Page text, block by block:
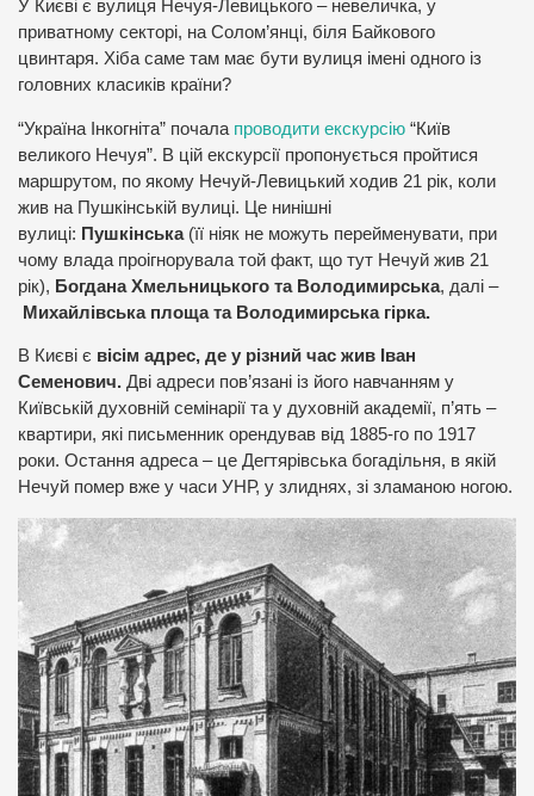
У Києві є вулиця Нечуя-Левицького – невеличка, у
приватному секторі, на Солом’янці, біля Байкового
цвинтаря. Хіба саме там має бути вулиця імені одного із
головних класиків країни?
“Україна Інкогніта” почала проводити екскурсію “Київ
великого Нечуя”. В цій екскурсії пропонується пройтися
маршрутом, по якому Нечуй-Левицький ходив 21 рік, коли
жив на Пушкінській вулиці. Це нинішні
вулиці: Пушкінська(її ніяк не можуть перейменувати, при
чому влада проігнорувала той факт, що тут Нечуй жив 21
рік), Богдана Хмельницького та Володимирська, далі –
Михайлівська площа та Володимирська гірка.
В Києві є вісім адрес, де у різний час жив Іван
Семенович. Дві адреси пов’язані із його навчанням у
Київській духовній семінарії та у духовній академії, п’ять –
квартири, які письменник орендував від 1885-го по 1917
роки. Остання адреса – це Дегтярівська богадільня, в якій
Нечуй помер вже у часи УНР, у злиднях, зі зламаною ногою.